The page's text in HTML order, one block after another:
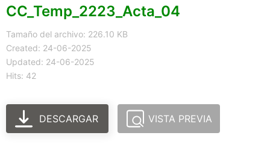
CC_Temp_2223_Acta_04
Tamaño del archivo: 226.10 KB
Created: 24-06-2025
Updated: 24-06-2025
Hits: 42
DESCARGAR VISTA PREVIA